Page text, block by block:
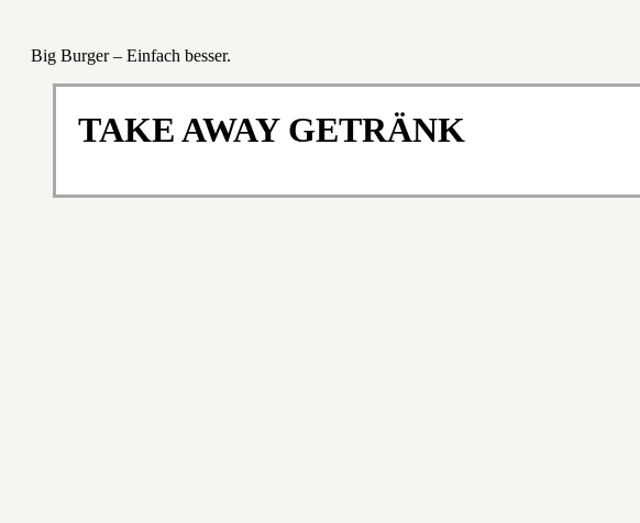
Big Burger – Einfach besser.
TAKE AWAY GETRÄNK